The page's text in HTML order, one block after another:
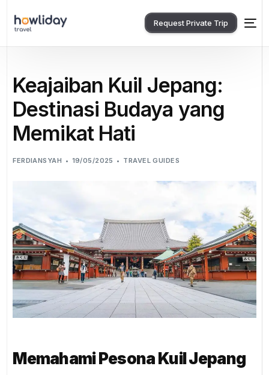
Request Private Trip
Keajaiban Kuil Jepang:
Destinasi Budaya yang
Memikat Hati
FERDIANSYAH 19/05/2025 TRAVEL GUIDES
Memahami Pesona Kuil Jepang